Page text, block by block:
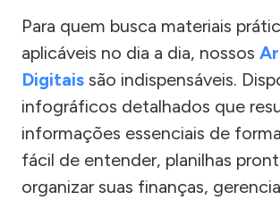
Para quem busca materiais
aplicáveis no dia a dia, nossos
Digitais são indispensáveis.
infográficos detalhados que
informações essenciais de
fácil de entender, planilhas
organizar suas finanças,